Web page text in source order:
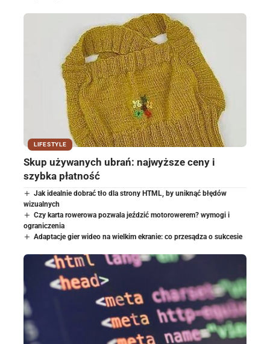
LIFESTYLE
Skup używanych ubrań: najwyższe ceny i
szybka płatność
Jak idealnie dobrać tło dla strony HTML, by uniknąć błędów
wizualnych
Czy karta rowerowa pozwala jeździć motorowerem? wymogi i
ograniczenia
Adaptacje gier wideo na wielkim ekranie: co przesądza o sukcesie